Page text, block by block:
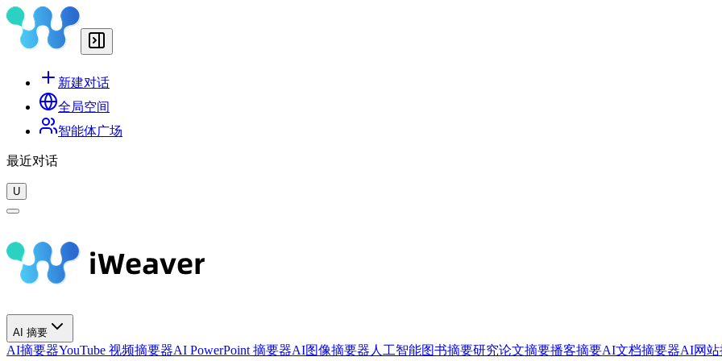
新建对话
全局空间
智能体广场
最近对话
U
AI 摘要
AI摘要器YouTube 视频摘要器AI PowerPoint 摘要器AI图像摘要器 人工智能图书摘要研究论文摘要播客摘要AI文档摘要器AI网